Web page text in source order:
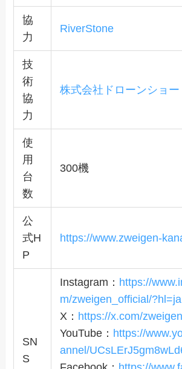
協
力
RiverStone
技
術
協
力
株式会社ドローンショ
使
用
台
数
300機
公
式H
P
https://www.zweigen-
SN
S
Instagram： https://
m/zweigen_official/?hl=ja
X： https://x.com/
YouTube： https://
annel/